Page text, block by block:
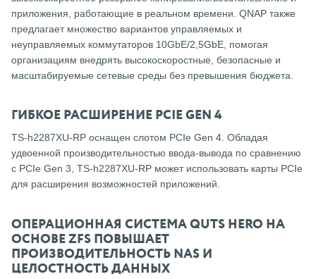
приложения, работающие в реальном времени. QNAP также
предлагает множество вариантов управляемых и
неуправляемых коммутаторов 10GbE/2,5GbE, помогая
организациям внедрять высокоскоростные, безопасные и
масштабируемые сетевые среды без превышения бюджета.
ГИБКОЕ РАСШИРЕНИЕ PCIE GEN 4
TS-h2287XU-RP оснащен слотом PCIe Gen 4. Обладая
удвоенной производительностью ввода-вывода по сравнению
с PCIe Gen 3, TS-h2287XU-RP может использовать карты PCIe
для расширения возможностей приложений.
ОПЕРАЦИОННАЯ СИСТЕМА QUTS HERO НА
ОСНОВЕ ZFS ПОВЫШАЕТ
ПРОИЗВОДИТЕЛЬНОСТЬ NAS И
ЦЕЛОСТНОСТЬ ДАННЫХ